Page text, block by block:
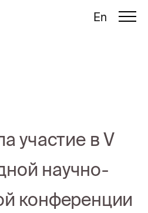
En
участие в V
научно-
конференции